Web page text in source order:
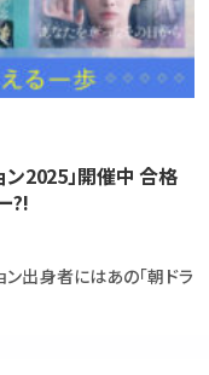
ン2025」開催中 合格
?!
出身者にはあの「朝ドラ